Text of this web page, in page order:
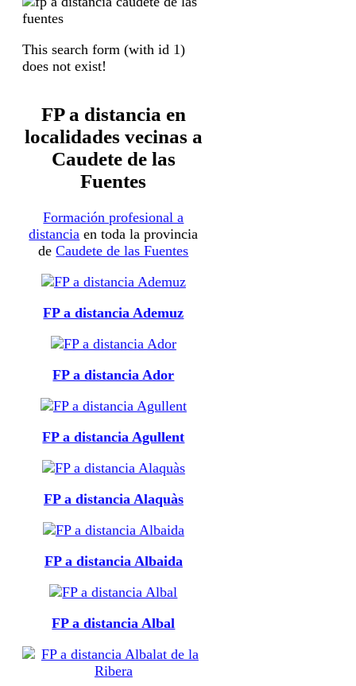
This search form (with id 1)
does not exist!
FP a distancia en
localidades vecinas a
Caudete de las
Fuentes
Formación profesional a
distancia en toda la provincia
deCaudete de las Fuentes
FP a distancia Ademuz
FP a distancia Ador
FP a distancia Agullent
FP a distancia Alaquàs
FP a distancia Albaida
FP a distancia Albal